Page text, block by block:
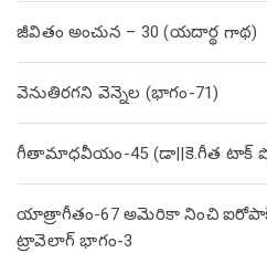
జీవితం అంచున – 30 (యదార్థ గాథ)
వెనుతిరగని వెన్నెల (భాగం-71)
గీతామాధవీయం-45 (డా||కె.గీత టాక్
యాత్రాగీతం-67 అమెరికా నించి ఐరోపాకి
ట్రావెలాగ్ భాగం-3